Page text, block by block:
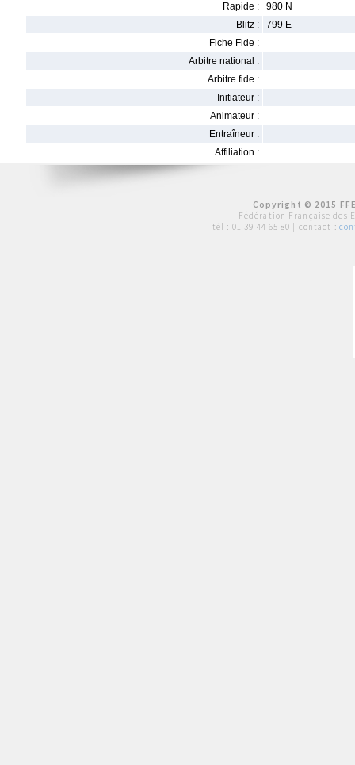
Rapide :
980 N
Blitz :
799 E
Fiche Fide :
Arbitre national :
Arbitre fide :
Initiateur :
Animateur :
Entraîneur :
Affiliation :
Copyright © 2015
Fédération Française des
tél : 01 39 44 65 80 | contact :